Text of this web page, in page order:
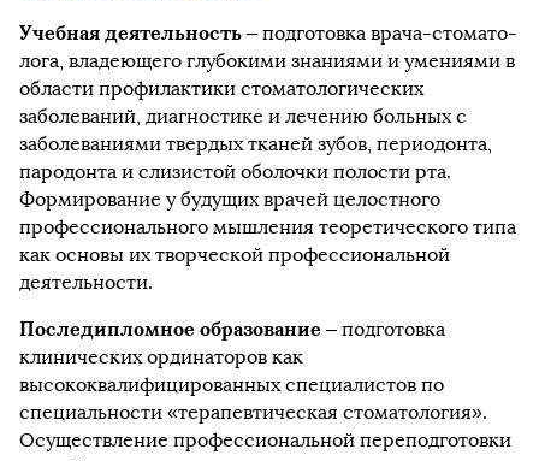
Учебная деятельность – под­го­тов­ка вра­ча-сто­ма­то­
ло­га, вла­дею­ще­го глу­бо­кими зна­ния­ми и уме­ни­ями в
об­лас­ти про­фи­лак­ти­ки стоматологических
заболеваний, диагностике и лечению больных с
заболеваниями твердых тканей зубов, периодонта,
пародонта и слизистой оболочки полости рта.
Формирование у будущих врачей целостного
профессионального мышления теоретического типа
как основы их творческой профессиональной
деятельности.
Последипломное образование – подготовка
клинических ординаторов как
высококвалифицированных специалистов по
специальности «терапевтическая стоматология».
Осуществление профессиональной переподготовки